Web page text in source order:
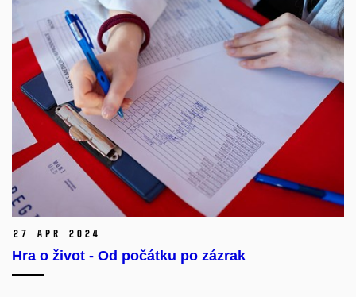
27 Apr 2024
Hra o život - Od počátku po zázrak